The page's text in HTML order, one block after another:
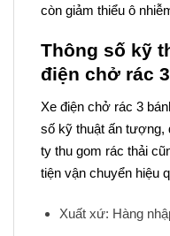
còn giảm thiểu ô
Thông số kỹ
điện chở rác
Xe điện chở rác 3
số kỹ thuật ấn tượng,
ty thu gom rác thải
tiện vận chuyển hiệu
Xuất xứ: Hàng